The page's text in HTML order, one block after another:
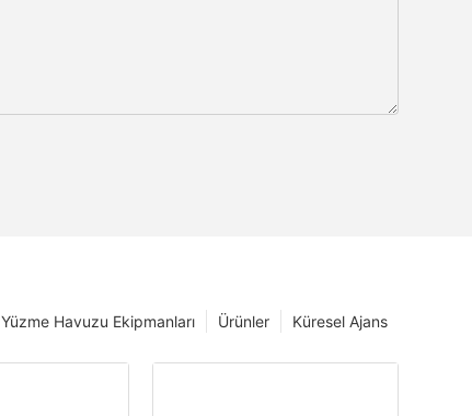
Küresel Ajans
Ürünler
Yüzme Havuzu Ekipmanları